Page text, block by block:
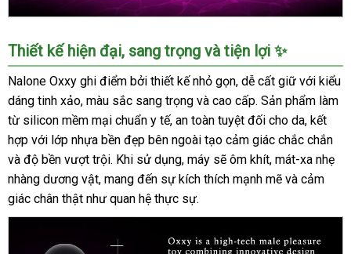
Máy
thủ
dâm
Nalone
Oxxy
kích
thích
mạnh
mẽ
cho
nam
Thiết kế hiện đại, sang trọng và tiện lợi ✨
Nalone Oxxy ghi điểm bởi thiết kế nhỏ gọn, dễ cất giữ với kiểu
dáng tinh xảo, màu sắc sang trọng và cao cấp. Sản phẩm làm
từ silicon mềm mại chuẩn y tế, an toàn tuyệt đối cho da, kết
hợp với lớp nhựa bền đẹp bên ngoài tạo cảm giác chắc chắn
và độ bền vượt trội. Khi sử dụng, máy sẽ ôm khít, mát-xa nhẹ
nhàng dương vật, mang đến sự kích thích mạnh mẽ và cảm
giác chân thật như quan hệ thực sự.